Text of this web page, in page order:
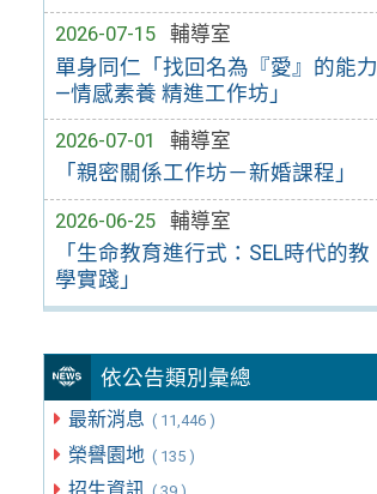
2026-07-15
輔導室
單身同仁「找回名為『愛』的能力
—情感素養 精進工作坊」
2026-07-01
輔導室
「親密關係工作坊－新婚課程」
2026-06-25
輔導室
「生命教育進行式：SEL時代的教
學實踐」
依公告類別彙總
最新消息 ( 11,446 )
榮譽園地 ( 135 )